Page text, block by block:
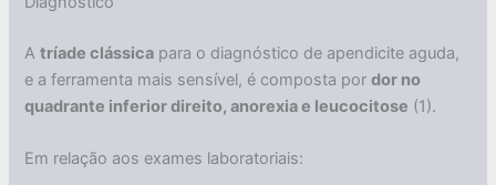
Atríade clássica para o diagnóstico de apendicite aguda,
e a ferramenta mais sensível, é composta pordor no
quadrante inferior direito, anorexia e leucocitose (1).
Em relação aos exames laboratoriais: